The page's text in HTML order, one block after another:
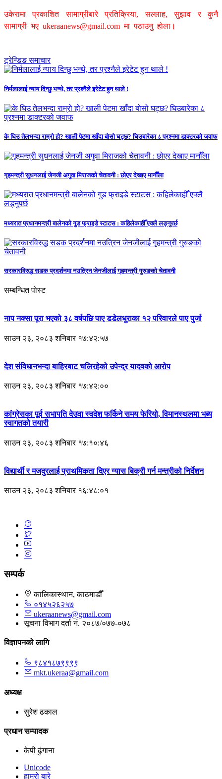
उकेरामा प्रकाशित सामाग्रीबारे प्रतिक्रिया, सल्लाह, सुझाव र कुनै
सामाग्री भए ukeraanews@gmail.com मा पठाउनु होला।
ट्रेन्डिङ समाचार
निर्मलालाई न्याय दिन्छु भन्थे, तर प्रश्नैले इरेटेट हुन थाले !
के घिउ तेलभन्दा राम्रो हो? खाली पेटमा खाँदा बोसो घट्छ? घिउबारेका ८ प्रश्नमा डाक्टरको जवाफ
गृहमन्त्री सुधनलाई जेनजी अगुवा मिराजको चेतावनी : छोएर देखाए मानौँला
मध्यरात प्रधानमन्त्री बालेनको गुड फ्राइडे स्टाटस : कहिलेकाहीँ एक्लै लड्नुपर्छ
सरकारविरुद्ध सडक प्रदर्शनमा नउत्रिन जेनजीलाई गृहमन्त्री गुरुङको चेतावनी
सम्बन्धित पोस्ट
नाप नक्सा पूरा भएको ३८ वर्षपछि पाए डडेलधुराका १२ परिवारले पाए पुर्जा
साउन २३, २०८३ शनिबार १७:४२:५७
देश संविधानभन्दा बाहिरबाट चलिरहेको उपेन्द्र यादवको आरोप
साउन २३, २०८३ शनिबार १७:४२:००
कांग्रेसका पूर्व सभापति देउवा स्वदेश फर्किने समय फेरियो, विमानस्थलमा भब्य
स्वागतको तयारी
साउन २३, २०८३ शनिबार १७:१०:४६
विद्यार्थी र मजदुरलाई प्राथमिकता दिएर ग्यास बिक्री गर्न मन्त्रीको निर्देशन
साउन २३, २०८३ शनिबार १६:४८:०१
सम्पर्क
कालिकास्थान, काठमाडौँ
०१४५२६२५७
ukeraanews@gmail.com
सूचना विभाग दर्ता नं. २०८७/०७७-०७८
विज्ञापनको लागि
९८४१८७९९९९
mkt.ukeraa@gmail.com
अध्यक्ष
सुरेश ढकाल
प्रधान सम्पादक
केपी ढुंगाना
Unicode
हाम्रो बारे